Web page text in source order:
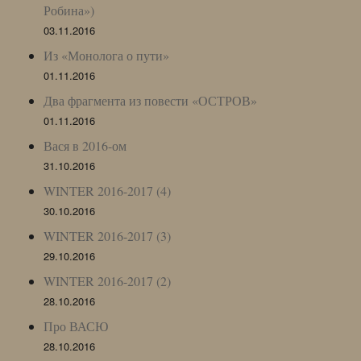
Робина»)
03.11.2016
Из «Монолога о пути»
01.11.2016
Два фрагмента из повести «ОСТРОВ»
01.11.2016
Вася в 2016-ом
31.10.2016
WINTER 2016-2017 (4)
30.10.2016
WINTER 2016-2017 (3)
29.10.2016
WINTER 2016-2017 (2)
28.10.2016
Про ВАСЮ
28.10.2016